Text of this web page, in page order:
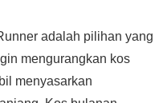
adalah pilihan yang
mengurangkan kos
menyasarkan